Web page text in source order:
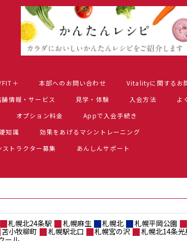
＋ 本部へのお問い合わせ
Vitalityに関するお
舗情報・サービス 見学・体験 入会方法 よ
オプション料金
Appで入会手続き
知識
効果をあげるマシントレーニング
ストラクター募集 あんしんサポート
札幌北24条駅 札幌麻生 札幌北 札幌平岡公園
苫小牧柳町 札幌駅北口 札幌宮の沢 札幌北14条光